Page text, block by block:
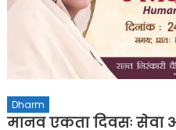
Dharm
मानव एकता दिवसः